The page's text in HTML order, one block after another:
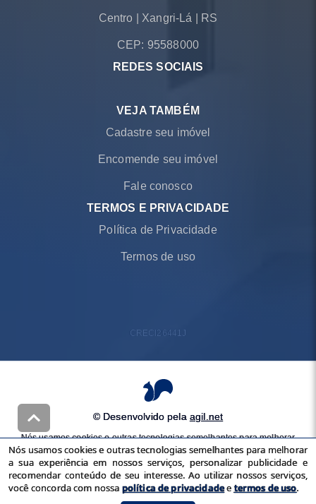
Centro Xangri-Lá RS
CEP: 95588000
REDES SOCIAIS
VEJA TAMBÉM
Cadastre seu imóvel
Encomende seu imóvel
Fale conosco
TERMOS E PRIVACIDADE
Política de Privacidade
Termos de uso
CRECI 26441J
© Desenvolvido pela agil.net
Nós usamos cookies e outras tecnologias semelhantes para melhorar
a sua experiência em nossos serviços, personalizar publicidade e
recomendar conteúdo de seu interesse. Ao utilizar nossos serviços,
você concorda com nossapolítica de privacidadeetermos de uso
Nós usamos cookies e outras tecnologias semelhantes para melhorar
a sua experiência em nossos serviços, personalizar publicidade e
recomendar conteúdo de seu interesse. Ao utilizar nossos serviços,
você concorda com nossa política de privacidadeetermos de uso.